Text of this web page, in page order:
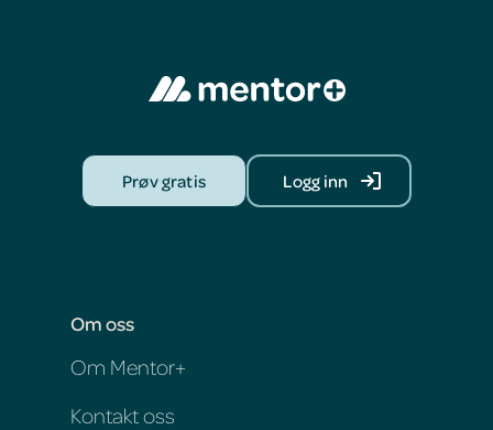
Prøv gratis Logg inn
Om oss
Om Mentor+
Kontakt oss